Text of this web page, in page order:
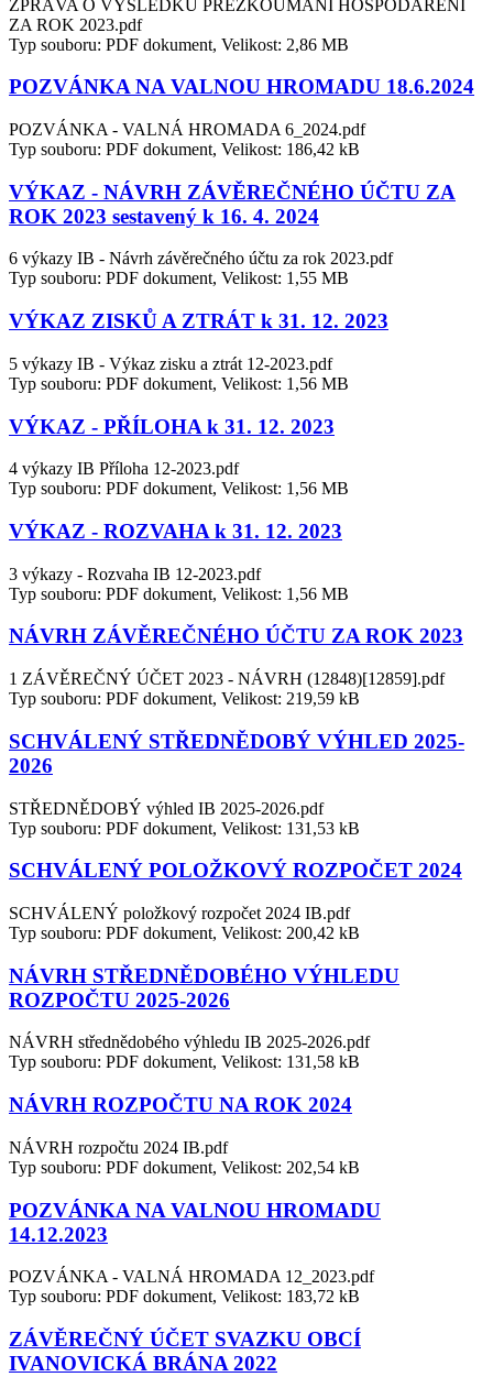
ZPRÁVA O VÝSLEDKU PŘEZKOUMÁNÍ HOSPODAŘENÍ
ZA ROK 2023.pdf
Typ souboru: PDF dokument, Velikost: 2,86 MB
POZVÁNKA NA VALNOU HROMADU 18.6.2024
POZVÁNKA - VALNÁ HROMADA 6_2024.pdf
Typ souboru: PDF dokument, Velikost: 186,42 kB
VÝKAZ - NÁVRH ZÁVĚREČNÉHO ÚČTU ZA
ROK 2023 sestavený k 16. 4. 2024
6 výkazy IB - Návrh závěrečného účtu za rok 2023.pdf
Typ souboru: PDF dokument, Velikost: 1,55 MB
VÝKAZ ZISKŮ A ZTRÁT k 31. 12. 2023
5 výkazy IB - Výkaz zisku a ztrát 12-2023.pdf
Typ souboru: PDF dokument, Velikost: 1,56 MB
VÝKAZ - PŘÍLOHA k 31. 12. 2023
4 výkazy IB Příloha 12-2023.pdf
Typ souboru: PDF dokument, Velikost: 1,56 MB
VÝKAZ - ROZVAHA k 31. 12. 2023
3 výkazy - Rozvaha IB 12-2023.pdf
Typ souboru: PDF dokument, Velikost: 1,56 MB
NÁVRH ZÁVĚREČNÉHO ÚČTU ZA ROK 2023
1 ZÁVĚREČNÝ ÚČET 2023 - NÁVRH (12848)[12859].pdf
Typ souboru: PDF dokument, Velikost: 219,59 kB
SCHVÁLENÝ STŘEDNĚDOBÝ VÝHLED 2025-
2026
STŘEDNĚDOBÝ výhled IB 2025-2026.pdf
Typ souboru: PDF dokument, Velikost: 131,53 kB
SCHVÁLENÝ POLOŽKOVÝ ROZPOČET 2024
SCHVÁLENÝ položkový rozpočet 2024 IB.pdf
Typ souboru: PDF dokument, Velikost: 200,42 kB
NÁVRH STŘEDNĚDOBÉHO VÝHLEDU
ROZPOČTU 2025-2026
NÁVRH střednědobého výhledu IB 2025-2026.pdf
Typ souboru: PDF dokument, Velikost: 131,58 kB
NÁVRH ROZPOČTU NA ROK 2024
NÁVRH rozpočtu 2024 IB.pdf
Typ souboru: PDF dokument, Velikost: 202,54 kB
POZVÁNKA NA VALNOU HROMADU
14.12.2023
POZVÁNKA - VALNÁ HROMADA 12_2023.pdf
Typ souboru: PDF dokument, Velikost: 183,72 kB
ZÁVĚREČNÝ ÚČET SVAZKU OBCÍ
IVANOVICKÁ BRÁNA 2022